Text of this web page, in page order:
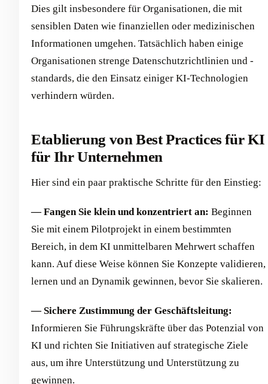
Dies gilt insbesondere für Organisationen, die mit
sensiblen Daten wie finanziellen oder medizinischen
Informationen umgehen. Tatsächlich haben einige
Organisationen strenge Datenschutzrichtlinien und -
standards, die den Einsatz einiger KI-Technologien
verhindern würden.
Etablierung von Best Practices für KI
für Ihr Unternehmen
Hier sind ein paar praktische Schritte für den Einstieg:
— Fangen Sie klein und konzentriert an: Beginnen
Sie mit einem Pilotprojekt in einem bestimmten
Bereich, in dem KI unmittelbaren Mehrwert schaffen
kann. Auf diese Weise können Sie Konzepte validieren,
lernen und an Dynamik gewinnen, bevor Sie skalieren.
— Sichere Zustimmung der Geschäftsleitung:
Informieren Sie Führungskräfte über das Potenzial von
KI und richten Sie Initiativen auf strategische Ziele
aus, um ihre Unterstützung und Unterstützung zu
gewinnen.